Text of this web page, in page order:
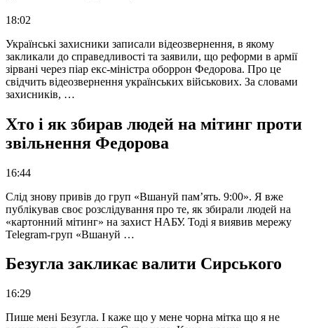
18:02
Українські захисники записали відеозвернення, в якому
закликали до справедливості та заявили, що реформи в армії
зірвані через піар екс-міністра оборрон Федорова. Про це
свідчить відеозвернення українських військових. За словами
захисників, …
Хто і як збирав людей на мітинг проти
звільнення Федорова
16:44
Слід знову привів до груп «Вшануй пам’ять. 9:00». Я вже
публікував своє розслідування про те, як збирали людей на
«картонний мітинг» на захист НАБУ. Тоді я виявив мережу
Telegram-груп «Вшануй …
Безугла закликає валити Сирського
16:29
Пише мені Безугла. І каже що у мене чорна мітка що я не